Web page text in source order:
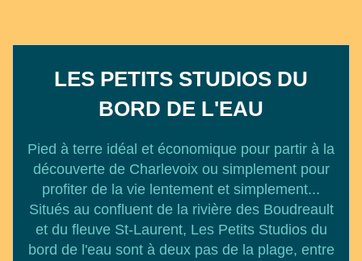
LES PETITS STUDIOS DU
BORD DE L'EAU
Pied à terre idéal et économique pour partir à la
découverte de Charlevoix ou simplement pour
profiter de la vie lentement et simplement...
Situés au confluent de la rivière des Boudreault
et du fleuve St-Laurent, Les Petits Studios du
bord de l'eau sont à deux pas de la plage, entre